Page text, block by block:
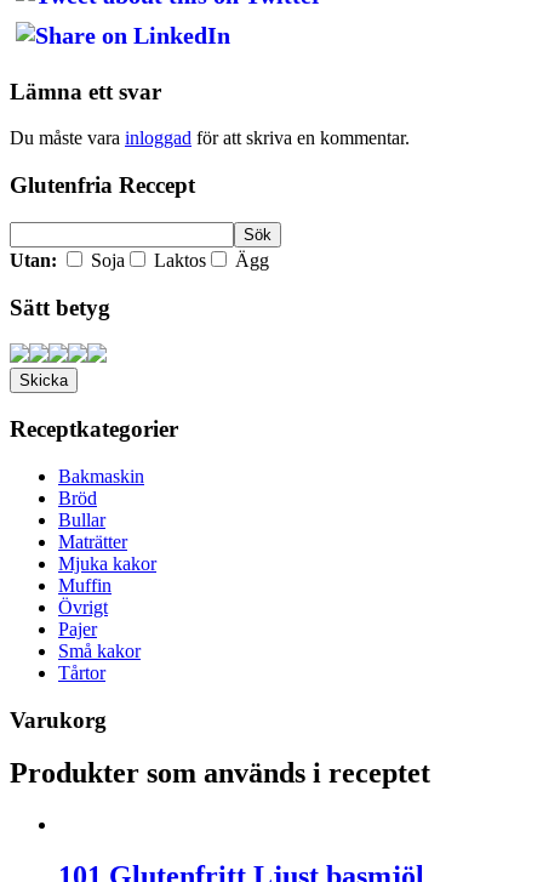
Lämna ett svar
Du måste vara inloggad för att skriva en kommentar.
Glutenfria Reccept
Utan: Soja Laktos Ägg
Sätt betyg
Receptkategorier
Bakmaskin
Bröd
Bullar
Maträtter
Mjuka kakor
Muffin
Övrigt
Pajer
Små kakor
Tårtor
Varukorg
Produkter som används i receptet